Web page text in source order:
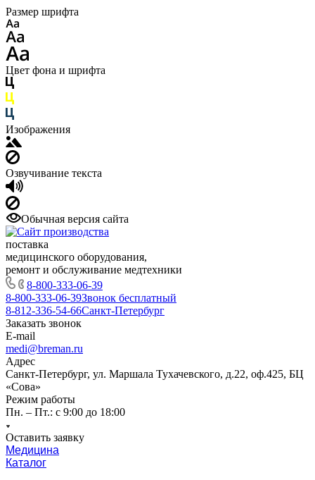
Размер шрифта
Цвет фона и шрифта
Изображения
Озвучивание текста
Обычная версия сайта
поставка
медицинского оборудования,
ремонт и обслуживание медтехники
8-800-333-06-39
8-800-333-06-39Звонок бесплатный
8-812-336-54-66Санкт-Петербург
Заказать звонок
E-mail
medi@breman.ru
Адрес
Санкт-Петербург, ул. Маршала Тухачевского, д.22, оф.425, БЦ
«Сова»
Режим работы
Пн. – Пт.: с 9:00 до 18:00
Оставить заявку
Медицина
Каталог